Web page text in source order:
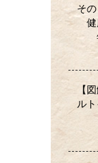
そ
【
ル